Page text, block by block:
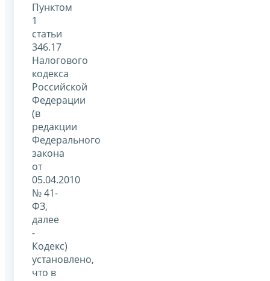
Пунктом
1
статьи
346.17
Налогового
кодекса
Российской
Федерации
(в
редакции
Федерального
закона
от
05.04.2010
№ 41-
ФЗ,
далее
-
Кодекс)
установлено,
что в